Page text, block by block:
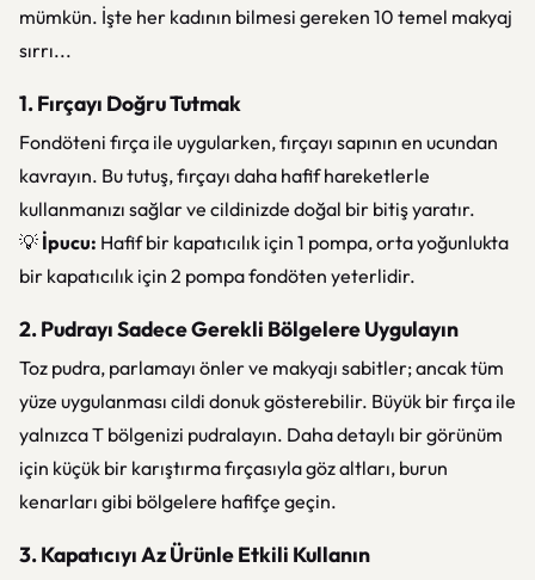
mümkün. İşte her kadının bilmesi gereken 10 temel makyaj
sırrı...
1. Fırçayı Doğru Tutmak
Fondöteni fırça ile uygularken, fırçayı sapının en ucundan
kavrayın. Bu tutuş, fırçayı daha hafif hareketlerle
kullanmanızı sağlar ve cildinizde doğal bir bitiş yaratır.
💡 İpucu: Hafif bir kapatıcılık için 1 pompa, orta yoğunlukta
bir kapatıcılık için 2 pompa fondöten yeterlidir.
2. Pudrayı Sadece Gerekli Bölgelere Uygulayın
Toz pudra, parlamayı önler ve makyajı sabitler; ancak tüm
yüze uygulanması cildi donuk gösterebilir. Büyük bir fırça ile
yalnızca T bölgenizi pudralayın. Daha detaylı bir görünüm
için küçük bir karıştırma fırçasıyla göz altları, burun
kenarları gibi bölgelere hafifçe geçin.
3. Kapatıcıyı Az Ürünle Etkili Kullanın